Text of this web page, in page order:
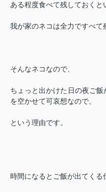
ある程度食べて残しておくと
我が家のネコは全力ですべて
そんなネコなので、
ちょっと出かけた日の夜ご
を空かせて可哀想なので、
という理由です。
時間になるとご飯が出てくる